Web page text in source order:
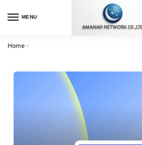
MENU
Home -